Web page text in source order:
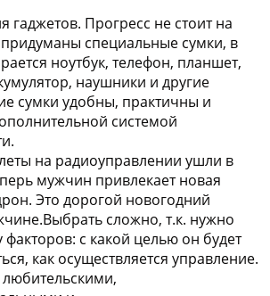
гаджетов. Прогресс не стоит на
специальные сумки, в
ноутбук, телефон, планшет,
наушники и другие
сумки удобны, практичны и
системой
на радиоуправлении ушли в
мужчин привлекает новая
Это дорогой новогодний
сложно, т.к. нужно
факторов: с какой целью он будет
как осуществляется управление.